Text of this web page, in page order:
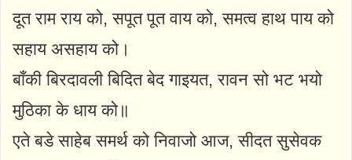
दूत राम राय को, सपूत पूत वाय को, समत्व हाथ पाय को
सहाय असहाय को।
बाँकी बिरदावली बिदित बेद गाइयत, रावन सो भट भयो
मुठिका के धाय को॥
एते बडे साहेब समर्थ को निवाजो आज, सीदत सुसेवक